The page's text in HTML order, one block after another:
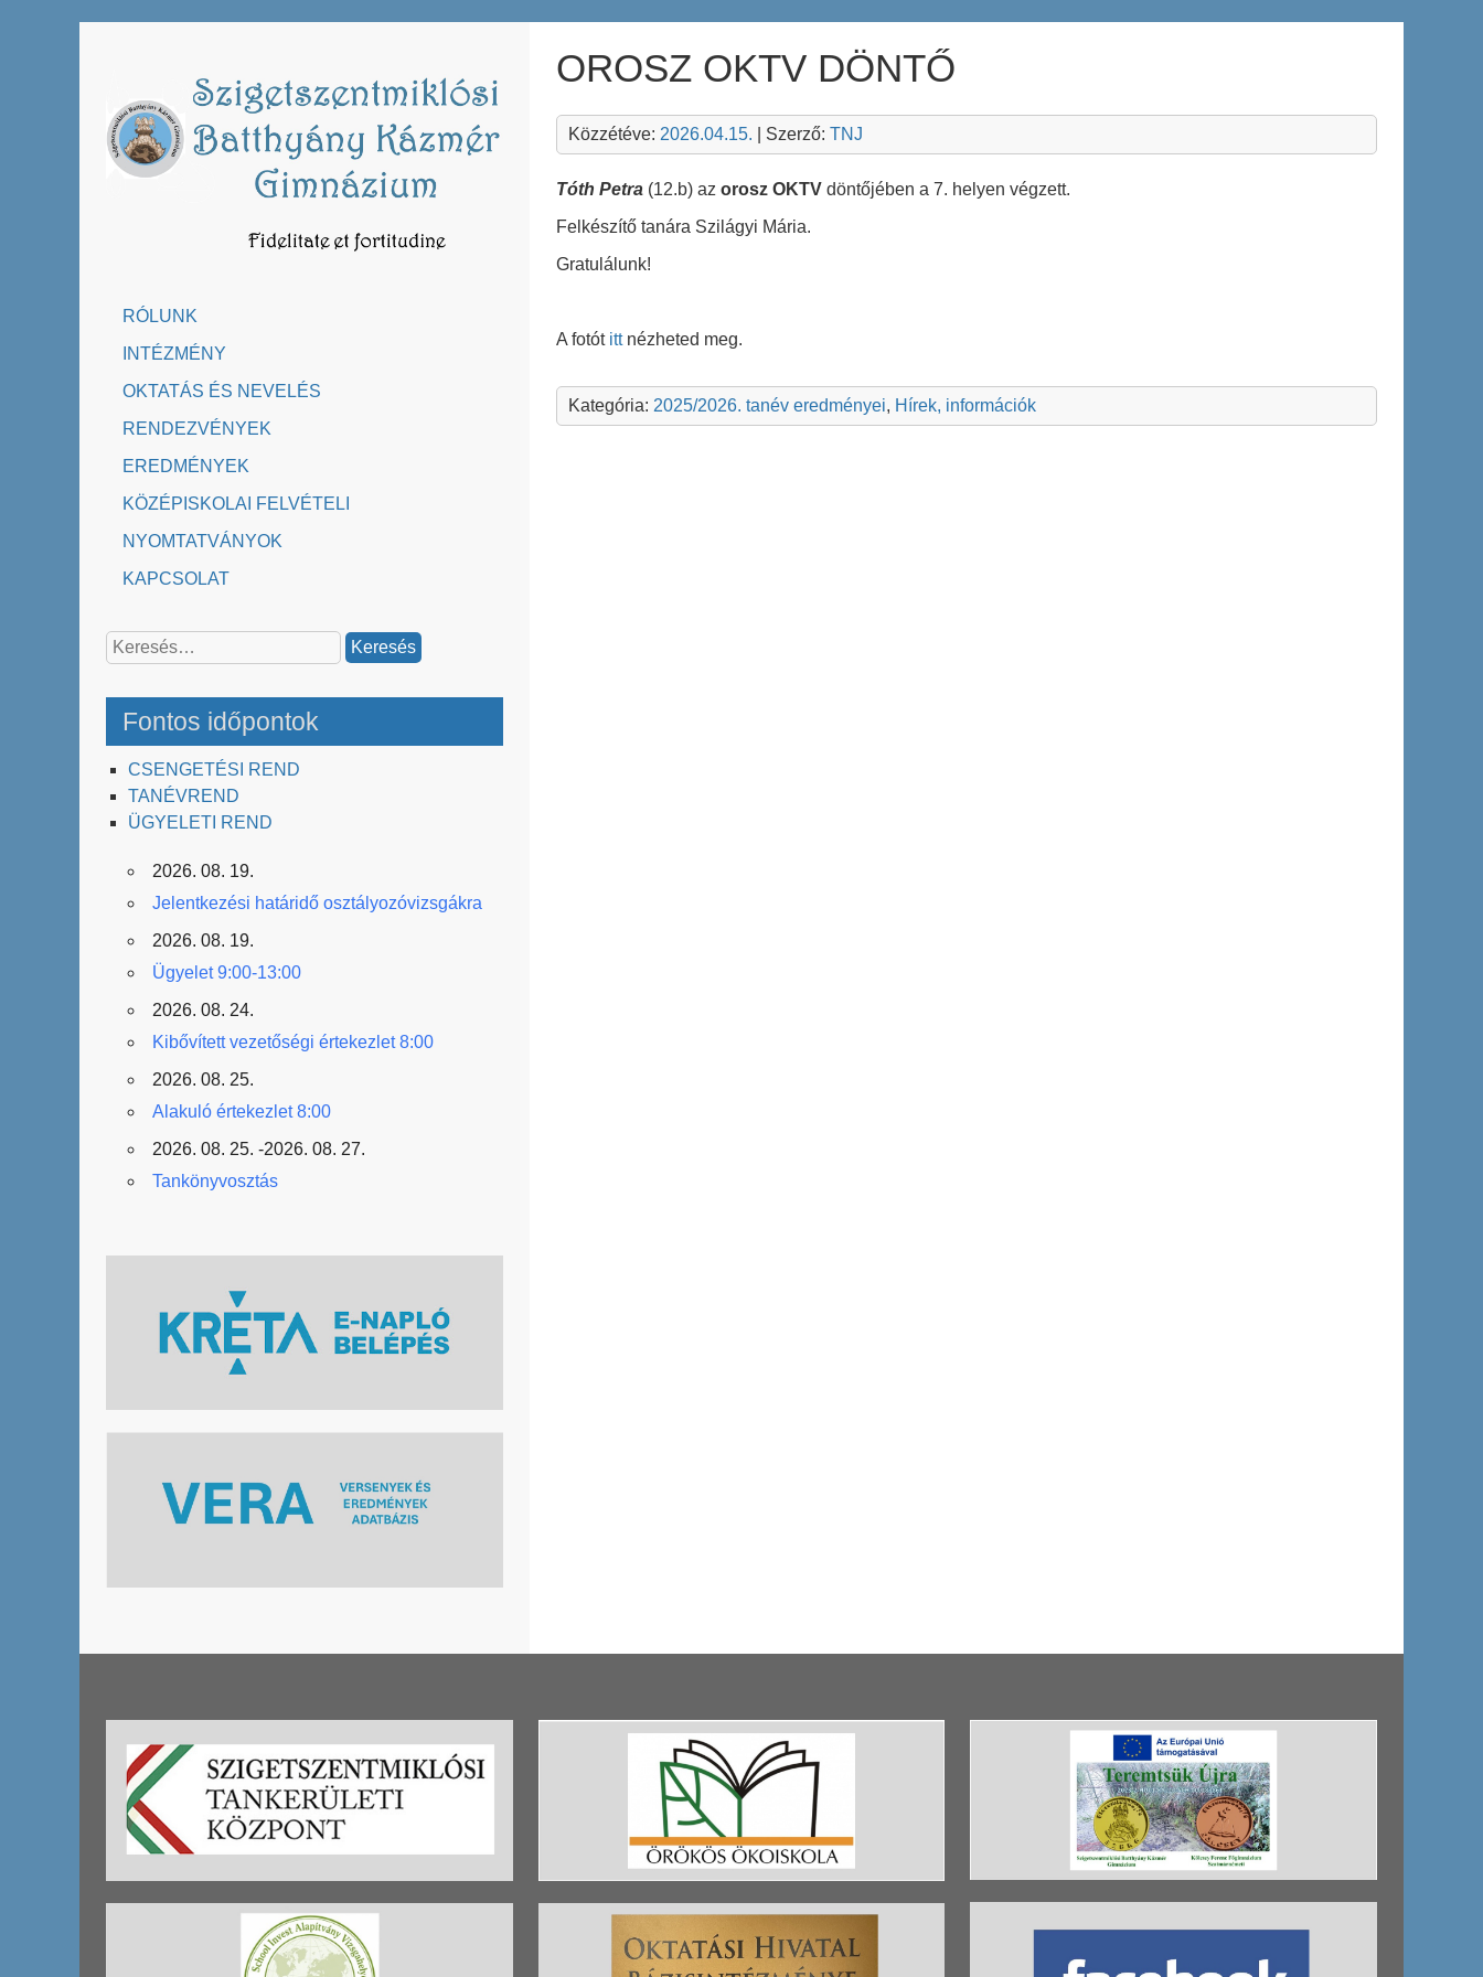
RÓLUNK
INTÉZMÉNY
OKTATÁS ÉS NEVELÉS
RENDEZVÉNYEK
EREDMÉNYEK
KÖZÉPISKOLAI FELVÉTELI
NYOMTATVÁNYOK
KAPCSOLAT
Keresés:
Fontos időpontok
CSENGETÉSI REND
TANÉVREND
ÜGYELETI REND
2026. 08. 19.
Jelentkezési határidő osztályozóvizsgákra
2026. 08. 19.
Ügyelet 9:00-13:00
2026. 08. 24.
Kibővített vezetőségi értekezlet 8:00
2026. 08. 25.
Alakuló értekezlet 8:00
2026. 08. 25. -2026. 08. 27.
Tankönyvosztás
OROSZ OKTV DÖNTŐ
Közzétéve: 2026.04.15. | Szerző: TNJ
Tóth Petra (12.b) az orosz OKTV döntőjében a 7. helyen végzett.
Felkészítő tanára Szilágyi Mária.
Gratulálunk!
A fotót ittnézheted meg.
Kategória: 2025/2026. tanév eredményei, Hírek, információk